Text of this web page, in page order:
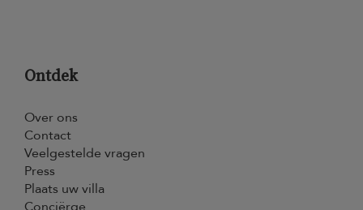
Ontdek
Over ons
Contact
Veelgestelde vragen
Press
Plaats uw villa